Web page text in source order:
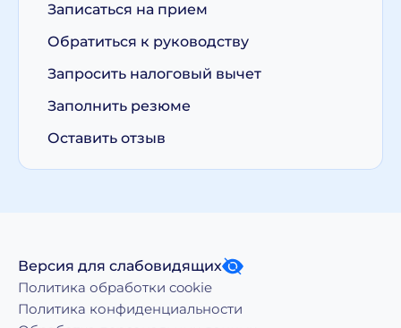
Записаться на прием
Обратиться к руководству
Запросить налоговый вычет
Заполнить резюме
Оставить отзыв
Версия для слабовидящих
Политика обработки cookie
Политика конфиденциальности